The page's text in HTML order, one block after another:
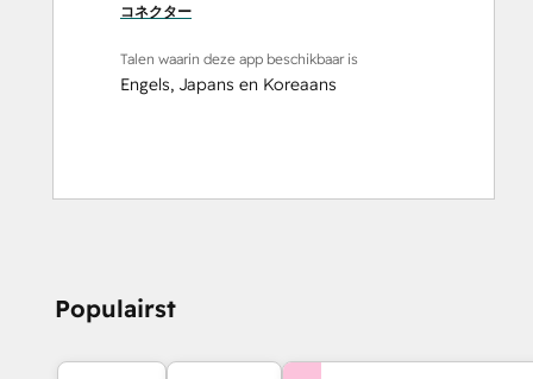
コネクター
Talen waarin deze app beschikbaar is
Engels, Japans en Koreaans
Populairst